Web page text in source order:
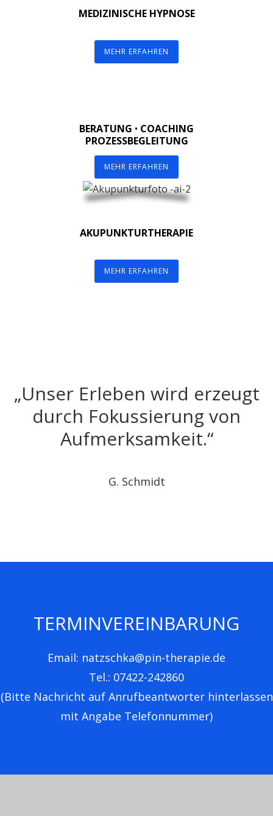
MEDIZINISCHE HYPNOSE
MEHR ERFAHREN
BERATUNG • COACHING
PROZESSBEGLEITUNG
MEHR ERFAHREN
AKUPUNKTURTHERAPIE
MEHR ERFAHREN
„Unser Erleben wird erzeugt
durch Fokussierung von
Aufmerksamkeit.“
G. Schmidt
TERMINVEREINBARUNG
Email: natzschka@pin-therapie.de
Tel.: 07422-242860
(Bitte Nachricht auf Anrufbeantworter hinterlassen
mit Angabe Telefonnummer)